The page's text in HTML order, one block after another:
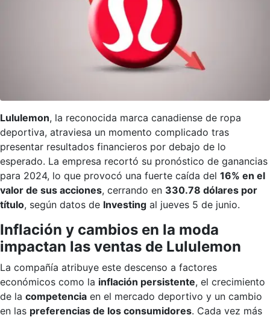
Lululemon, la reconocida marca canadiense de ropa
deportiva, atraviesa un momento complicado tras
presentar resultados financieros por debajo de lo
esperado. La empresa recortó su pronóstico de ganancias
para 2024, lo que provocó una fuerte caída del 16% en el
valor de sus acciones, cerrando en 330.78 dólares por
título, según datos de Investing al jueves 5 de junio.
Inflación y cambios en la moda
impactan las ventas de Lululemon
La compañía atribuye este descenso a factores
económicos como la inflación persistente, el crecimiento
de la competencia en el mercado deportivo y un cambio
en las preferencias de los consumidores. Cada vez más